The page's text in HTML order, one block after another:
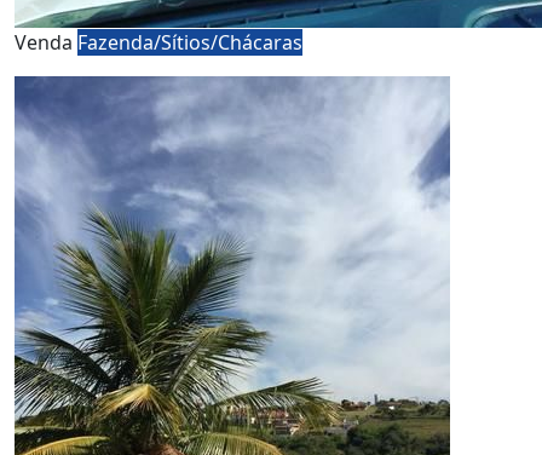
Venda Fazenda/Sítios/Chácaras